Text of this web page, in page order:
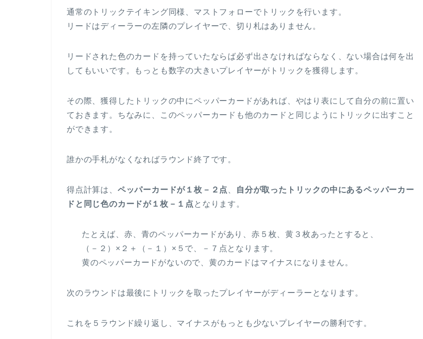
通常のトリックテイキング同様、マストフォローでトリックを行います。
リードはディーラーの左隣のプレイヤーで、切り札はありません。
リードされた色のカードを持っていたならば必ず出さなければならなく、ない場合は何を出
してもいいです。もっとも数字の大きいプレイヤーがトリックを獲得します。
その際、獲得したトリックの中にペッパーカードがあれば、やはり表にして自分の前に置い
ておきます。ちなみに、このペッパーカードも他のカードと同じようにトリックに出すこと
ができます。
誰かの手札がなくなればラウンド終了です。
得点計算は、 ペッパーカードが１枚－２点
自分が取ったトリックの中にあるペッパーカー
ドと同じ色のカードが１枚－１点 となります。
たとえば、赤、青のペッパーカードがあり、赤５枚、黄３枚あったとすると、
（－２）×２＋（－１）×５で、－７点となります。
黄のペッパーカードがないので、黄のカードはマイナスになりません。
次のラウンドは最後にトリックを取ったプレイヤーがディーラーとなります。
これを５ラウンド繰り返し、マイナスがもっとも少ないプレイヤーの勝利です。